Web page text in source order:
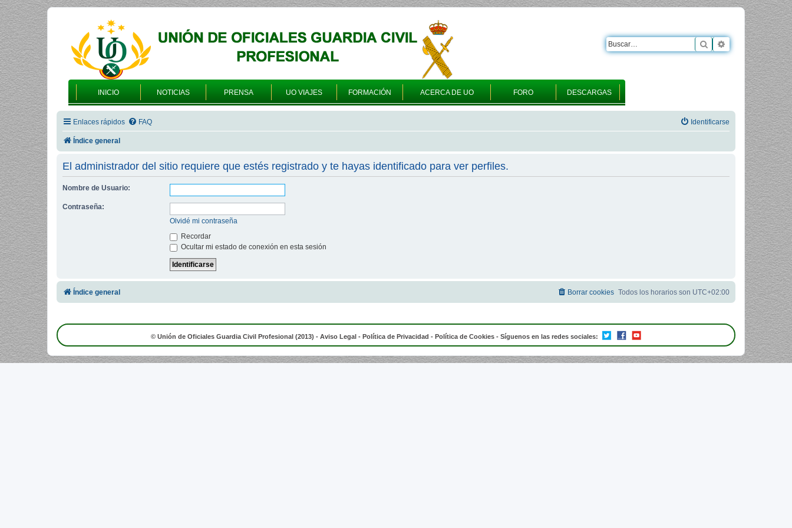
INICIO NOTICIAS PRENSA UO VIAJES FORMACIÓN ACERCA DE UO FORO DESCARGAS
Buscar Búsqueda
Enlaces rápidos FAQ Identificarse
Índice general
El administrador del sitio requiere que estés registrado y te hayas identificado para ver perfiles.
Nombre de Usuario:
Contraseña:
Olvidé mi contraseña
Recordar
Ocultar mi estado de conexión en esta sesión
Índice general Todos los horarios son UTC+02:00
Borrar cookies
© Unión de Oficiales Guardia Civil Profesional (2013) - Aviso Legal - Política de Privacidad - Política de Cookies - Síguenos en las redes sociales: